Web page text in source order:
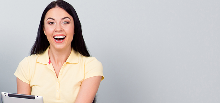
Accueil
À propos
Nouvelles
Nous joindre